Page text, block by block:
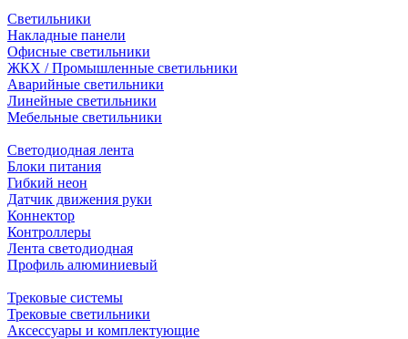
Светильники
Накладные панели
Офисные светильники
ЖКХ / Промышленные светильники
Аварийные светильники
Линейные светильники
Мебельные светильники
Светодиодная лента
Блоки питания
Гибкий неон
Датчик движения руки
Коннектор
Контроллеры
Лента светодиодная
Профиль алюминиевый
Трековые системы
Трековые светильники
Аксессуары и комплектующие